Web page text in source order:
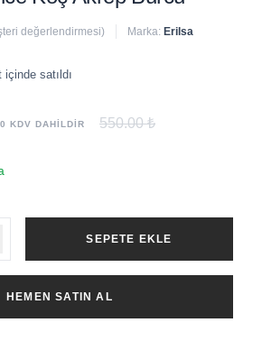
değerlendirmesi) Marka: Erilsa
satıldı
KDV DAHİLDİR 550.00 ₺
SEPETE EKLE
HEMEN SATIN AL